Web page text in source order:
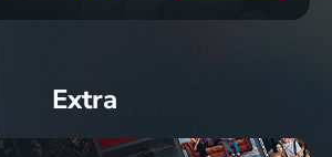
Extra